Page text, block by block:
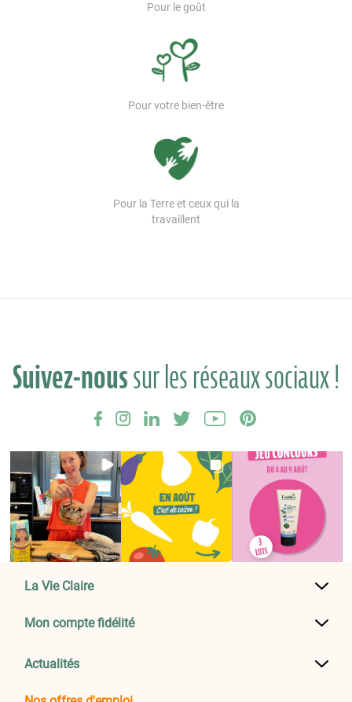
Pour le goût
Pour votre bien-être
Pour la Terre et ceux qui la
travaillent
Suivez-noussur les réseaux sociaux !
La Vie Claire
Mon compte fidélité
Actualités